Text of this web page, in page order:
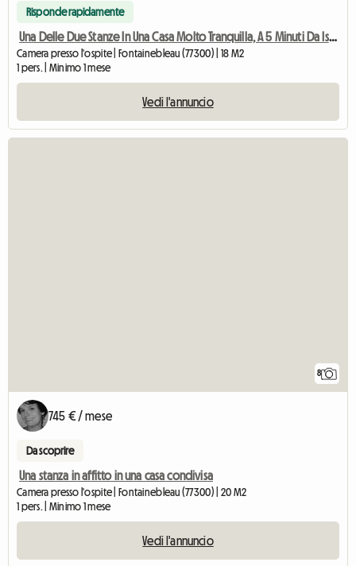
Risponde rapidamente
Una Delle Due Stanze In Una Casa Molto Tranquilla, A 5 Minuti Da Isead E M
Camera presso l'ospite | Fontainebleau (77300) | 18 M2
1 pers. | Minimo 1 mese
Vedi l'annuncio
8
745 € / mese
Da scoprire
Una stanza in affitto in una casa condivisa
Camera presso l'ospite | Fontainebleau (77300) | 20 M2
1 pers. | Minimo 1 mese
Vedi l'annuncio